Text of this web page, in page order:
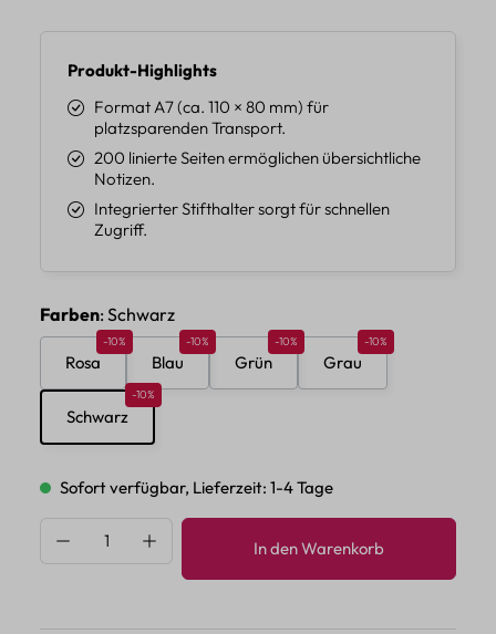
Produkt-Highlights
Format A7 (ca. 110 × 80 mm) für
platzsparenden Transport.
200 linierte Seiten ermöglichen übersichtliche
Notizen.
Integrierter Stifthalter sorgt für schnellen
Zugriff.
Farbenauswählen
: Schwarz
Rosa
Rabatt 10%
-10%
Blau
Rabatt 10%
-10%
Grün
Rabatt 10%
-10%
Grau
Rabatt 10%
-10%
Schwarz
Rabatt 10%
-10%
Sofort verfügbar, Lieferzeit: 1-4 Tage
Produkt Anzahl: Gib den gewünschten
In den Warenkorb